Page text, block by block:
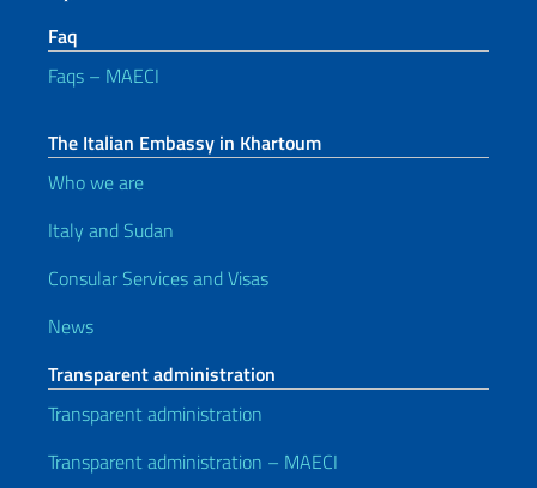
Faq
Faqs – MAECI
The Italian Embassy in Khartoum
Who we are
Italy and Sudan
Consular Services and Visas
News
Transparent administration
Transparent administration
Transparent administration – MAECI